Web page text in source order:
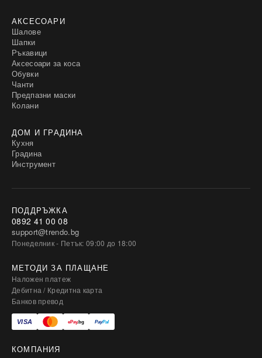
АКСЕСОАРИ
Шалове
Шапки
Ръкавици
Аксесоари за коса
Обувки
Чанти
Предпазни маски
Колани
ДОМ И ГРАДИНА
Кухня
Градина
Инструмент
ПОДДРЪЖКА
0892 41 00 08
support@trendo.bg
Понеделник - Петък: 09:00 до 18:00
МЕТОДИ ЗА ПЛАЩАНЕ
Наложен платеж
Дебитна / Кредитна карта
Банков превод
КОМПАНИЯ